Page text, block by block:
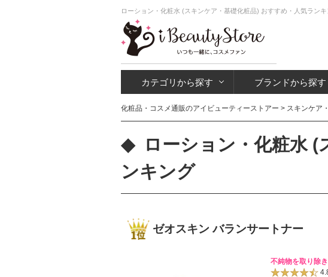
ローション・化粧水 (スキンケア・基礎化粧品) おすすめ・人気ラン
カテゴリから探す ブランドから探す
化粧品・コスメ通販のアイビューティーストアー > スキンケア
ローション・化粧水 (
ンキング
ゼオスキン バランサートナー
不純物を取り除